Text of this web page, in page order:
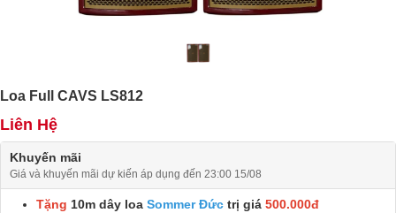
Loa Full CAVS LS812
Liên Hệ
Khuyến mãi
Giá và khuyến mãi dự kiến áp dụng đến 23:00 15/08
Tặng 10m dây loa Sommer Đức trị giá 500.000đ